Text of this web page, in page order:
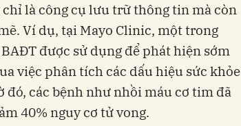
là công cụ lưu trữ thông tin mà còn
Ví dụ, tại Mayo Clinic, một trong
được sử dụng để phát hiện sớm
việc phân tích các dấu hiệu sức khỏe
các bệnh như nhồi máu cơ tim đã
40% nguy cơ tử vong.